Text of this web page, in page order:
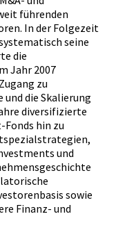
führenden
In der Folgezeit
seine
die
Jahr 2007
zu
die Skalierung
diversifizierte
hin zu
und
sowie
Finanz- und